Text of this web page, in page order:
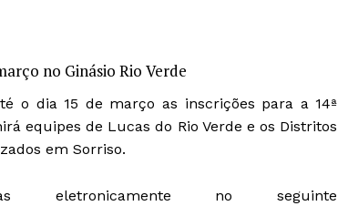
no Ginásio Rio Verde
o dia 15 de março as inscrições para a 14ª
equipes de Lucas do Rio Verde e os Distritos
em Sorriso.
no seguinte